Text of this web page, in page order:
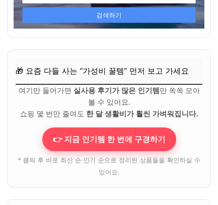
🎁 요즘 다들 사는 “가성비 꿀템” 먼저 보고 가세요
여기만 들어가면 실사용 후기가 많은 인기템만 쏙쏙 모아
볼 수 있어요.
쇼핑 몇 번만 줄여도 한 달 생활비가 훨씬 가벼워집니다.
👉 지금 인기템 한 번에 구경하기
* 클릭 후 바로 최신 순·인기 순으로 정리된 상품들을 확인하실 수
있어요.